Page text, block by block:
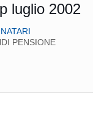
luglio 2002
PENSIONE